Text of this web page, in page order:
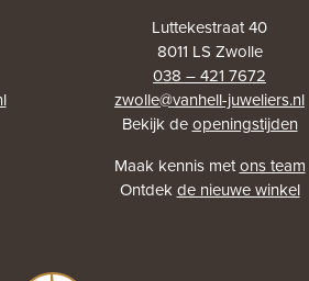
Luttekestraat 40
8011 LS Zwolle
038 – 421 7672
zwolle@vanhell-juweliers.nl
Bekijk deopeningstijden
Maak kennis metons team
Ontdekde nieuwe winkel